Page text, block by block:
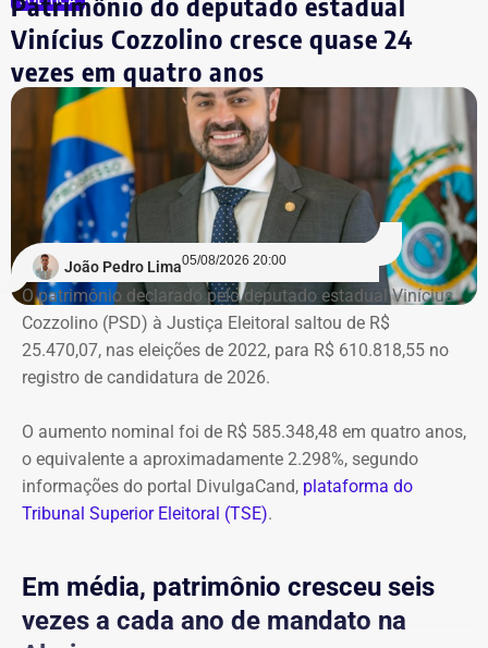
Vinícius Cozzolino cresce quase 24
vezes em quatro anos
João Pedro Lima05/08/2026 20:00
O patrimônio declarado pelo deputado estadual Vinícius
Cozzolino (PSD) à Justiça Eleitoral saltou de R$
25.470,07, nas eleições de 2022, para R$ 610.818,55 no
registro de candidatura de 2026.
O aumento nominal foi de R$ 585.348,48 em quatro anos,
o equivalente a aproximadamente 2.298%, segundo
informações do portal DivulgaCand, plataforma do
Tribunal Superior Eleitoral (TSE).
Em média, patrimônio cresceu seis
vezes a cada ano de mandato na